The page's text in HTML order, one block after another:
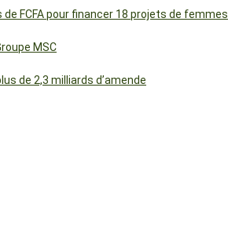
FCFA pour financer 18 projets de femmes
MSC
de 2,3 milliards d’amende